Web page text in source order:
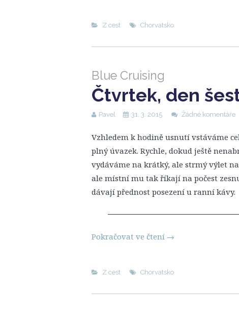
Z cest Chorvatsko
Blue Cruising
Čtvrtek, den
Pavel 31. 3. 2015 Žádné komentáře
Vzhledem k hodině usnutí vstáváme
plný úvazek. Rychle, dokud ještě
vydáváme na krátký, ale strmý výlet
ale místní mu tak říkají na počest
dávají přednost posezení u ranní kávy.
Pokračovat ve čtení →
Z cest Chorvatsko